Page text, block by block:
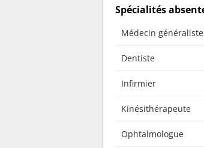
Spécialités
Médecin généraliste
Dentiste
Infirmier
Kinésithérapeute
Ophtalmologue